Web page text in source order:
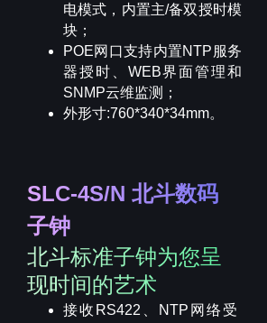
电模式，内置主/备双授时模
块；
POE网口支持内置NTP服务
器授时、WEB界面管理和
SNMP云维监测；
外形寸:760*340*34mm。
SLC-4S/N 北斗数码
子钟
北斗标准子钟为您呈
现时间的艺术
接收RS422、NTP网络受